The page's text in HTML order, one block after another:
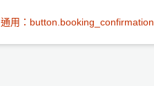
通用：button.booking_confirmation